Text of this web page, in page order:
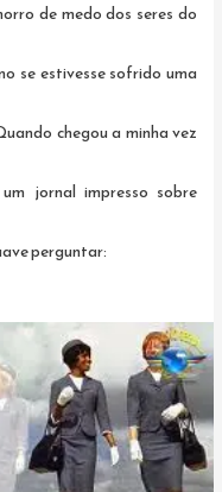
de medo dos seres do
se estivesse sofrido uma
chegou a minha vez
jornal impresso sobre
perguntar: